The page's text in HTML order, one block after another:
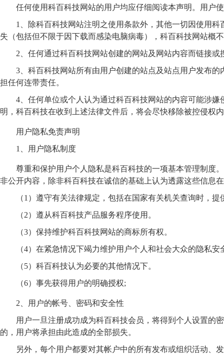
任何使用科百科技网站的用户均应仔细阅读本声明。用户
1、除科百科技网站注明之使用条款外，其他一切因使用
失（包括但不限于因下载而感染电脑病毒），科百科技网站概
2、任何通过科百科技网站创建的网站及网站内容而链接
3、科百科技网站所有由用户创建的站点及站点用户发布
担任何连带责任。
4、任何单位或个人认为通过科百科技网站的内容可能涉
明，科百科技在收到上述法律文件后，将会尽快移除被控侵权
用户隐私免责声明
1
、用户隐私制度
尊重和保护用户个人隐私是科百科技的一项基本管理制度
非公开内容，除非科百科技在诚信的基础上认为透露这些信息
（1）遵守有关法律规定，包括在国家有关机关查询时，
（2）遵从科百科技产品服务程序使用。
（3）保持维护科百科技网站的商标所有权。
（4）在紧急情况下竭力维护用户个人和社会大众的隐私安
（5）科百科技认为必要的其他情况下。
（6）事先获得用户的明确授权;
2 、用户的帐号、密码和安全性
用户一旦注册成功成为科百科技会员，将得到个人设置的
的，用户将承担由此造成的全部损失。
另外，每个用户都要对其帐户中的所有发布或组织活动、